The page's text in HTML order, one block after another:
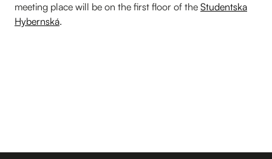
meeting place will be on the first floor of the Studentska
Hybernská.